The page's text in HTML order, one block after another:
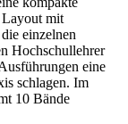
Layout mit
einzelnen
Hochschullehrer
eine
schlagen. Im
10 Bände